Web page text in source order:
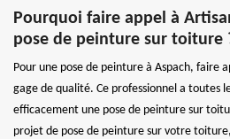
Pourquoi faire appel à
pose de peinture sur toiture
Pour une pose de peinture à Aspach, faire
gage de qualité. Ce professionnel a toutes
efficacement une pose de peinture sur
projet de pose de peinture sur votre